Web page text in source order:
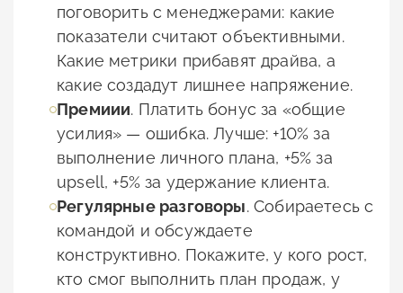
поговорить с менеджерами: какие
показатели считают объективными.
Какие метрики прибавят драйва, а
какие создадут лишнее напряжение.
Премиии. Платить бонус за «общие
усилия» — ошибка. Лучше: +10% за
выполнение личного плана, +5% за
upsell, +5% за удержание клиента.
Регулярные разговоры. Собираетесь с
командой и обсуждаете
конструктивно. Покажите, у кого рост,
кто смог выполнить план продаж, у